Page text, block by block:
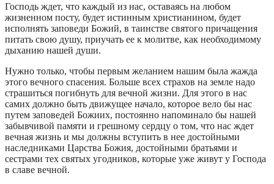
Господь ждет, что каждый из нас, оставаясь на любом
жизненном посту, будет истинным христианином, будет
исполнять заповеди Божий, в таинстве святого причащения
питать свою душу, приучать ее к молитве, как необходимому
дыханию нашей души.
Нужно только, чтобы первым желанием нашим была жажда
этого вечного спасения. Больше всех страхов на земле надо
страшиться погибнуть для вечной жизни. Для этого в нас
самих должно быть движущее начало, которое вело бы нас
путем заповедей Божиих, постоянно напоминало бы нашей
забывчивой памяти и грешному сердцу о том, что нас ждет
вечная жизнь и мы должны вступить в нее достойными
наследниками Царства Божия, достойными братьями и
сестрами тех святых угодников, которые уже живут у Господа
в славе вечной.